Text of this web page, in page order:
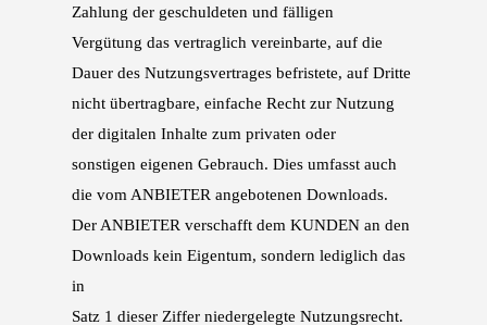
Zahlung der geschuldeten und fälligen
Vergütung das vertraglich vereinbarte, auf die
Dauer des Nutzungsvertrages befristete, auf Dritte
nicht übertragbare, einfache Recht zur Nutzung
der digitalen Inhalte zum privaten oder
sonstigen eigenen Gebrauch. Dies umfasst auch
die vom ANBIETER angebotenen Downloads.
Der ANBIETER verschafft dem KUNDEN an den
Downloads kein Eigentum, sondern lediglich das
in
Satz 1 dieser Ziffer niedergelegte Nutzungsrecht.